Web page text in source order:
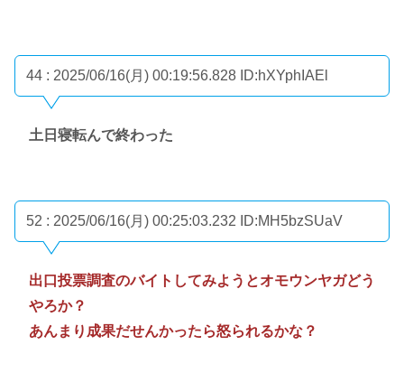
44 : 2025/06/16(月) 00:19:56.828 ID:hXYphIAEl
土日寝転んで終わった
52 : 2025/06/16(月) 00:25:03.232 ID:MH5bzSUaV
出口投票調査のバイトしてみようとオモウンヤガどう
やろか？
あんまり成果だせんかったら怒られるかな？